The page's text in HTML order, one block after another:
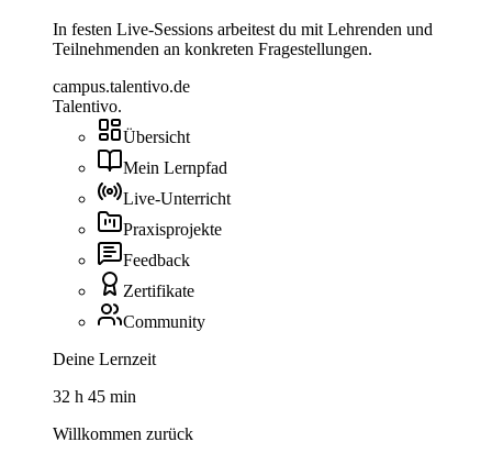
In festen Live-Sessions arbeitest du mit Lehrenden und
Teilnehmenden an konkreten Fragestellungen.
campus.talentivo.de
Talentivo.
Übersicht
Mein Lernpfad
Live-Unterricht
Praxisprojekte
Feedback
Zertifikate
Community
Deine Lernzeit
32 h 45 min
Willkommen zurück